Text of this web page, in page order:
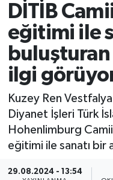
DİTİB
eğitimi ile
ilgi
Kuzey Ren
Diyanet İşleri Türk
Hohenlimburg
eğitimi ile sanatı bir
29.08.2024 - 13:54
Afyonkarahisar
Ağrı Müftülüğü
Aksaray
Amasya
Ankara
Antalya
Gündem
#Keşfet
Biyografiler
Dini kavramlar
Diyanet Bilgi
Diyanet Takvimi
Dualar
Hadislerle İslam
Basında Bugün
DİYANET eKİTAP
Diyanet Dergi
TDV
Ankara Namaz
Trafik Durumu
Süper Lig Puan
Tüm Manşetler
Son Dakika
Haber Arşivi